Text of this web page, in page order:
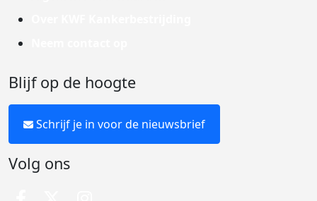
Blijf op de hoogte
Schrijf je in voor de nieuwsbrief
Volg ons